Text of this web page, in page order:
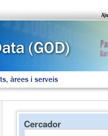
àrees i serveis
Cercador